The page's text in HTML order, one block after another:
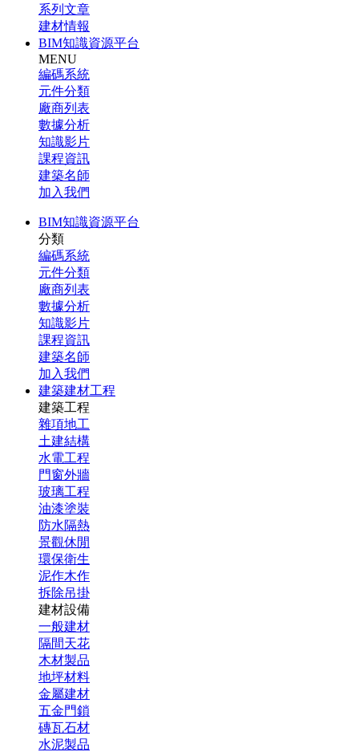
系列文章
建材情報
BIM知識資源平台
MENU
編碼系統
元件分類
廠商列表
數據分析
知識影片
課程資訊
建築名師
加入我們
BIM知識資源平台
分類
編碼系統
元件分類
廠商列表
數據分析
知識影片
課程資訊
建築名師
加入我們
建築建材工程
建築工程
雜項地工
土建結構
水電工程
門窗外牆
玻璃工程
油漆塗裝
防水隔熱
景觀休閒
環保衛生
泥作木作
拆除吊掛
建材設備
一般建材
隔間天花
木材製品
地坪材料
金屬建材
五金門鎖
磚瓦石材
水泥製品